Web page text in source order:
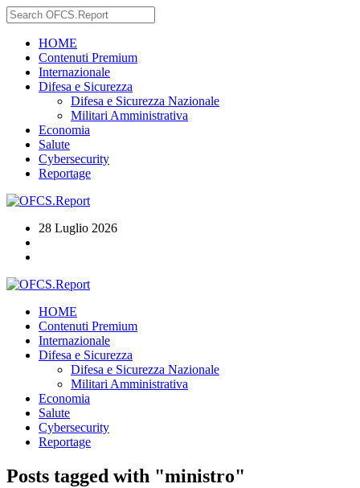
HOME
Contenuti Premium
Internazionale
Difesa e Sicurezza
Difesa e Sicurezza Nazionale
Militari Amministrativa
Economia
Salute
Cybersecurity
Reportage
28 Luglio 2026
HOME
Contenuti Premium
Internazionale
Difesa e Sicurezza
Difesa e Sicurezza Nazionale
Militari Amministrativa
Economia
Salute
Cybersecurity
Reportage
Posts tagged with "ministro"